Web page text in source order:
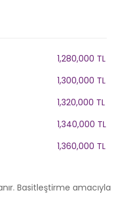
1,280,000 TL
1,300,000 TL
1,320,000 TL
1,340,000 TL
1,360,000 TL
Basitleştirme amacıyla